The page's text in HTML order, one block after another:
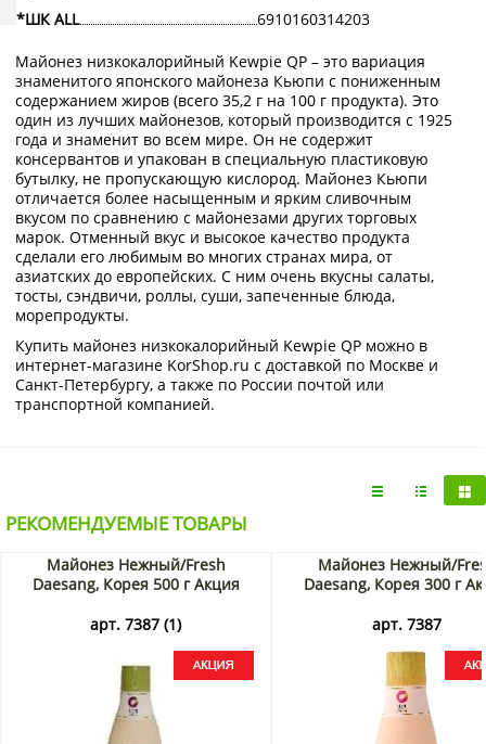
*ШК ALL
6910160314203
Майонез низкокалорийный Kewpie QP – это вариация
знаменитого японского майонеза Кьюпи с пониженным
содержанием жиров (всего 35,2 г на 100 г продукта). Это
один из лучших майонезов, который производится с 1925
года и знаменит во всем мире. Он не содержит
консервантов и упакован в специальную пластиковую
бутылку, не пропускающую кислород. Майонез Кьюпи
отличается более насыщенным и ярким сливочным
вкусом по сравнению с майонезами других торговых
марок. Отменный вкус и высокое качество продукта
сделали его любимым во многих странах мира, от
азиатских до европейских. С ним очень вкусны салаты,
тосты, сэндвичи, роллы, суши, запеченные блюда,
морепродукты.
Купить майонез низкокалорийный Kewpie QP можно в
интернет-магазине KorShop.ru с доставкой по Москве и
Санкт-Петербургу, а также по России почтой или
транспортной компанией.
РЕКОМЕНДУЕМЫЕ ТОВАРЫ
Майонез Нежный/Fresh
Daesang, Корея 500 г Акция
арт. 7387 (1)
Майонез Нежный/
Daesang, Корея 300 г
арт. 7387